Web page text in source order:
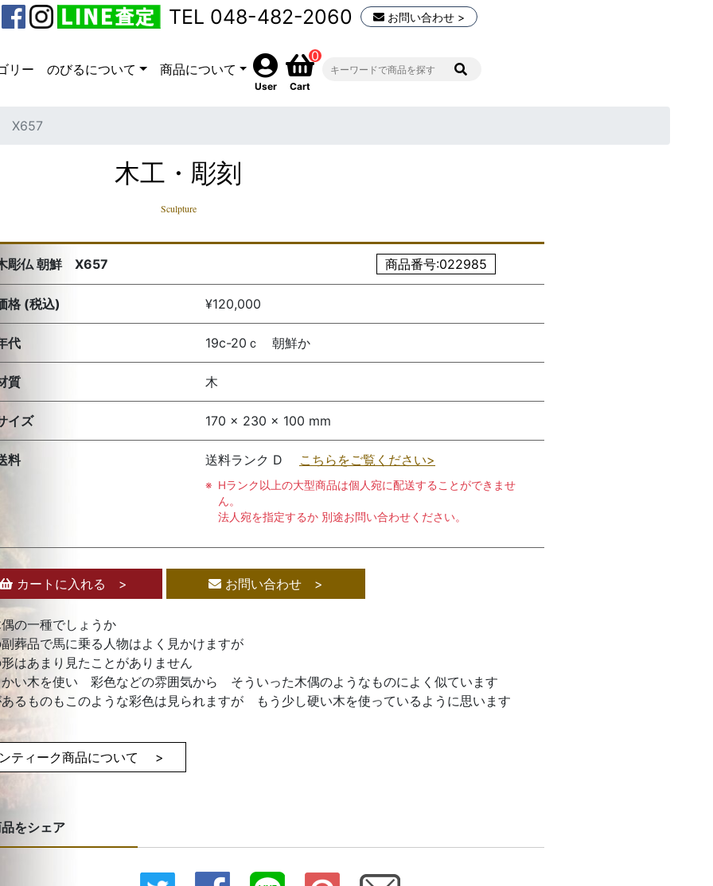
TEL 048-482-2060 お問い合わせ >
リー のびるについて 商品について
User
0
Cart
X657
木工・彫刻
Sculpture
彫仏 朝鮮 X657 商品番号:022985
格 (税込) ¥120,000
代 19c-20ｃ 朝鮮か
質 木
イズ 170 x 230 x 100 mm
料 送料ランク D こちらをご覧ください>
Hランク以上の大型商品は個人宛に配送することができませ
ん。
法人宛を指定するか 別途お問い合わせください。
カートに入れる > お問い合わせ >
の一種でしょうか
葬品で馬に乗る人物はよく見かけますが
はあまり見たことがありません
い木を使い 彩色などの雰囲気から そういった木偶のようなものによく似ています
るものもこのような彩色は見られますが もう少し硬い木を使っているように思います
ティーク商品について >
をシェア